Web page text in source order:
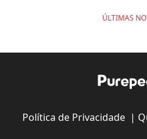
ÚLTIMAS
Política de Privacidade|